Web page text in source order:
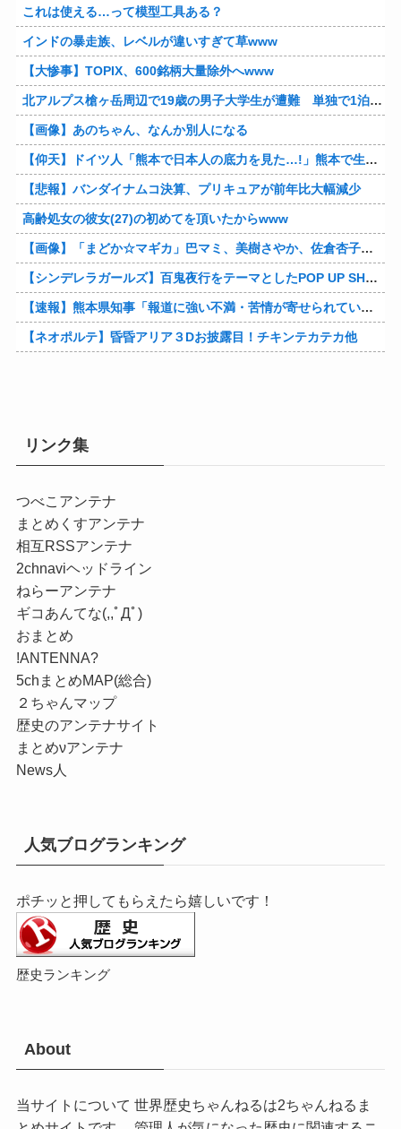
これは使える…って模型工具ある？
インドの暴走族、レベルが違いすぎて草www
【大惨事】TOPIX、600銘柄大量除外へwww
北アルプス槍ヶ岳周辺で19歳の男子大学生が遭難 単独で1泊2日の予定で入山も連絡取れず 警察が9日以降捜索予定
【画像】あのちゃん、なんか別人になる
【仰天】ドイツ人「熊本で日本人の底力を見た…!」熊本で生まれて初めて震度7の大地震を経験したドイツ人。直後、日本人たちの行動に衝撃を受けてしまう…
【悲報】バンダイナムコ決算、プリキュアが前年比大幅減少
高齢処女の彼女(27)の初めてを頂いたからwww
【画像】「まどか☆マギカ」巴マミ、美樹さやか、佐倉杏子エロすぎ放課後えんこーハメ撮りどぴゅどぴゅエチエチが最高すぎる❣
【シンデレラガールズ】百鬼夜行をテーマとしたPOP UP SHOPが東京・大阪にて開催
【速報】熊本県知事「報道に強い不満・苦情が寄せられている」→TBSの報道特集がまさにそれな件他
【ネオポルテ】昏昏アリア３Dお披露目！チキンテカテカ他
リンク集
つべこアンテナ
まとめくすアンテナ
相互RSSアンテナ
2chnaviヘッドライン
ねらーアンテナ
ギコあんてな(,,ﾟДﾟ)
おまとめ
!ANTENNA?
5chまとめMAP(総合)
２ちゃんマップ
歴史のアンテナサイト
まとめνアンテナ
News人
人気ブログランキング
ポチッと押してもらえたら嬉しいです！
歴史ランキング
About
当サイトについて 世界歴史ちゃんねるは2ちゃんねるま